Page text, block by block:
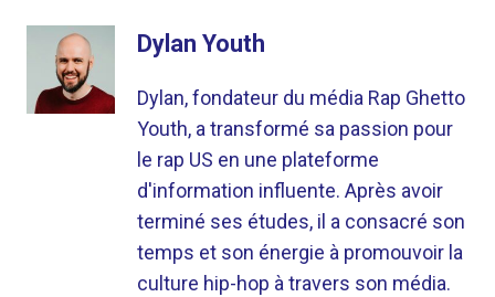
Dylan Youth
Dylan, fondateur du média Rap Ghetto
Youth, a transformé sa passion pour
le rap US en une plateforme
d'information influente. Après avoir
terminé ses études, il a consacré son
temps et son énergie à promouvoir la
culture hip-hop à travers son média.